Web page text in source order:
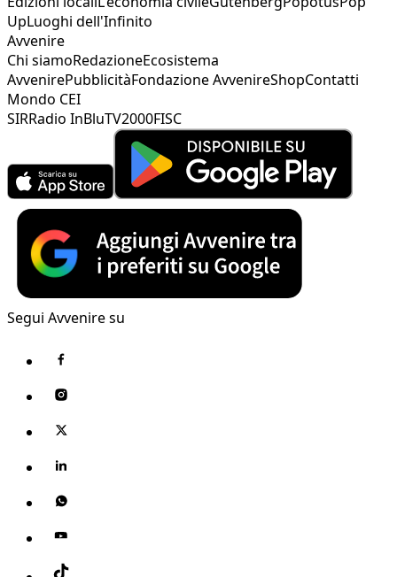
UpLuoghi dell'Infinito
Avvenire
Chi siamoRedazioneEcosistema
AvvenirePubblicitàFondazione AvvenireShopContatti
Mondo CEI
SIRRadio InBluTV2000FISC
Segui Avvenire su